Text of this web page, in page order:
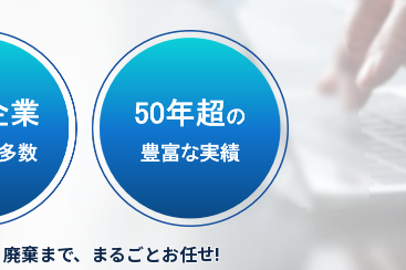
棄まで、まるごとお任せ!